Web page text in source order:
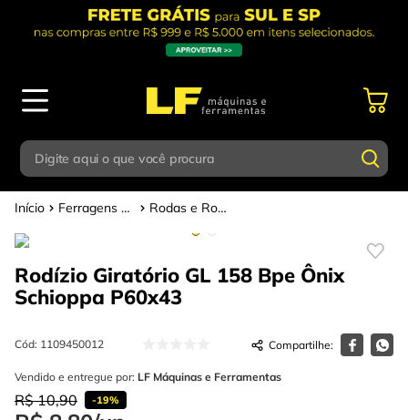
Digite aqui o que você procura
Digite aqui o que você procura
Ferragens em Geral Rodas e Rodízios
Rodízio Giratório GL 158 Bpe Ônix
Schioppa P60x43
Cód: 1109450012
Vendido e entregue por: LF Máquinas e Ferramentas
R$ 10,90 -19%
Termos mais buscados
2º caixa ferramentas
esmerilhadeira
4º escada
5º serra circular
Termos mais buscados
º parafusadeira
º caixa ferramentas
º esmerilhadeira
º escada